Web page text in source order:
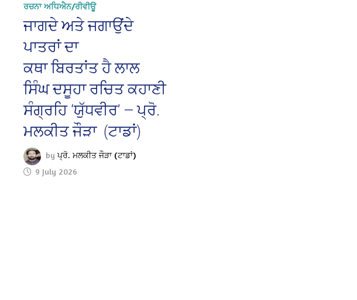
ਰਚਨਾ ਅਧਿਐਨ/ਰੀਵੀਊ
ਜਾਗਦੇ ਅਤੇ ਜਗਾਉਂਦੇ
ਪਾਤਰਾਂ ਦਾ
ਕਥਾ ਬਿਰਤਾਂਤ ਹੈ ਲਾਲ
ਸਿੰਘ ਦਸੂਹਾ ਰਚਿਤ ਕਹਾਣੀ
ਸੰਗ੍ਰਹਿ ‘ਯੁੱਧਵੀਰ’ — ਪ੍ਰੋ.
ਮਲਕੀਤ ਜੌੜਾ (ਟਾਡਾਂ)
byਪ੍ਰੋ. ਮਲਕੀਤ ਜੌੜਾ (ਟਾਡਾਂ)
9 July 2026